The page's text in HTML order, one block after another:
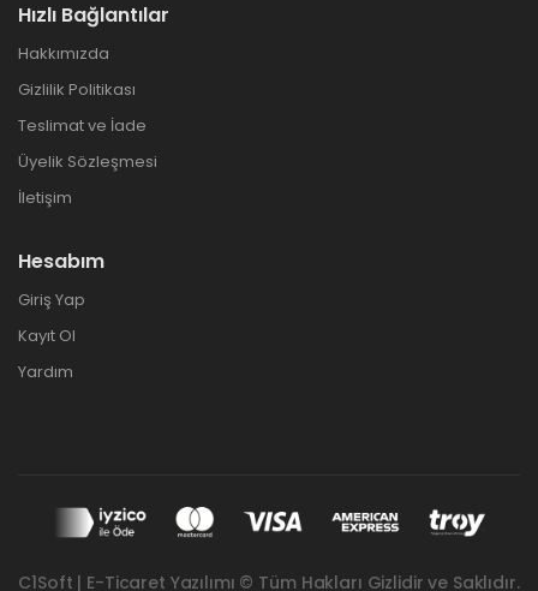
Hızlı Bağlantılar
Hakkımızda
Gizlilik Politikası
Teslimat ve İade
Üyelik Sözleşmesi
İletişim
Hesabım
Giriş Yap
Kayıt Ol
Yardım
C1Soft | E-Ticaret Yazılımı © Tüm Hakları Gizlidir ve Saklıdır.